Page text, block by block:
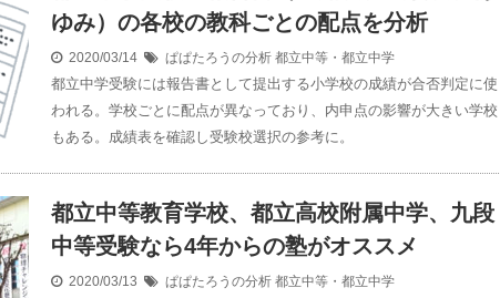
ゆみ）の各校の教科ごとの配点を分析
2020/03/14 ぱぱたろうの分析 都立中等・都立中学
都立中学受験には報告書として提出する小学校の成績が合否判定に使
われる。学校ごとに配点が異なっており、内申点の影響が大きい学校
もある。成績表を確認し受験校選択の参考に。
都立中等教育学校、都立高校附属中学、九段
中等受験なら4年からの塾がオススメ
2020/03/13 ぱぱたろうの分析 都立中等・都立中学